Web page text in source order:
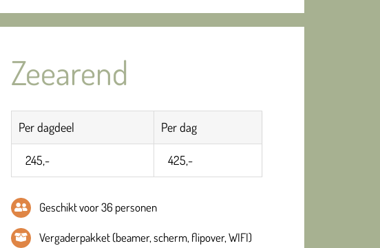
Zeearend
Per dagdeel Per dag
245,- 425,-
Geschikt voor 36 personen
Vergaderpakket (beamer, scherm, flipover, WIFI)